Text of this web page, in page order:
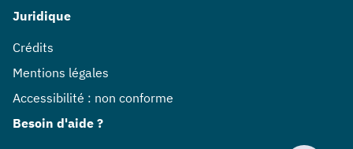
Juridique
Crédits
Mentions légales
Accessibilité : non conforme
Besoin d'aide ?